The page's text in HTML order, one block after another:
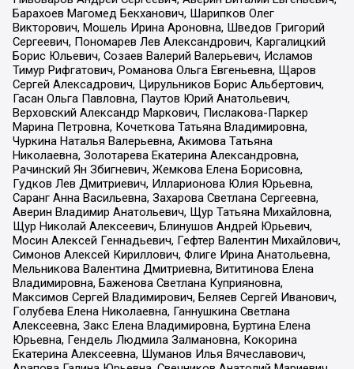
Барахоев Магомед Бекханович, Шарипков Олег
Викторович, Мошель Ирина Ароновна, Шведов Григорий
Сергеевич, Пономарев Лев Александрович, Каргалицкий
Борис Юльевич, Созаев Валерий Валерьевич, Исламов
Тимур Рифгатович, Романова Ольга Евгеньевна, Щаров
Сергей Алексадрович, Цирульников Борис Альбертович,
Гасан Ольга Павловна, Паутов Юрий Анатольевич,
Верховский Александр Маркович, Пислакова-Паркер
Марина Петровна, Кочеткова Татьяна Владимировна,
Чуркина Наталья Валерьевна, Акимова Татьяна
Николаевна, Золотарева Екатерина Александровна,
Рачинский Ян Збигневич, Жемкова Елена Борисовна,
Гудков Лев Дмитриевич, Илларионова Юлия Юрьевна,
Саранг Анна Васильевна, Захарова Светлана Сергеевна,
Аверин Владимир Анатольевич, Щур Татьяна Михайловна,
Щур Николай Алексеевич, Блинушов Андрей Юрьевич,
Мосин Алексей Геннадьевич, Гефтер Валентин Михайлович,
Симонов Алексей Кириллович, Флиге Ирина Анатольевна,
Мельникова Валентина Дмитриевна, Вититинова Елена
Владимировна, Баженова Светлана Куприяновна,
Максимов Сергей Владимирович, Беляев Сергей Иванович,
Голубева Елена Николаевна, Ганнушкина Светлана
Алексеевна, Закс Елена Владимировна, Буртина Елена
Юрьевна, Гендель Людмила Залмановна, Кокорина
Екатерина Алексеевна, Шуманов Илья Вячеславович,